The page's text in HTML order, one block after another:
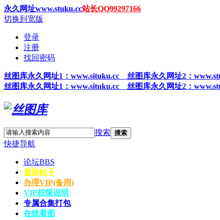
永久网址www.stuku.cc站长QQ99297166
切换到宽版
登录
注册
找回密码
丝图 库永久网址1 ：www.situku.cc 丝图库永久网址2：
丝图 库永久网址1 ：www.situku.cc 丝图库永久网址2：
搜索 搜索
快捷导航
论坛BBS
最新帖子
办理VIP(备用)
VIP权限说明
专属合集打包
在线看图